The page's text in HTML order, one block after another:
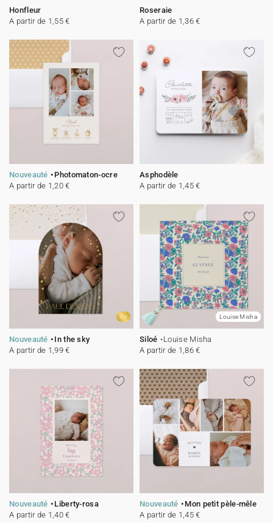
Honfleur
A partir de 1,55 €
Roseraie
A partir de 1,36 €
Nouveauté
Photomaton-ocre
A partir de 1,20 €
Asphodèle
A partir de 1,45 €
Or
Nouveauté
In the sky
A partir de 1,99 €
Louise Misha
Siloé
Louise Misha
A partir de 1,86 €
Nouveauté
Liberty-rosa
A partir de 1,40 €
Nouveauté
Mon petit pèle-mêle
A partir de 1,45 €